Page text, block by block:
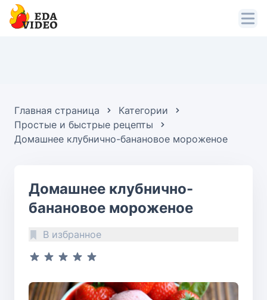
Главная страница
Категории
Простые и быстрые рецепты
Домашнее клубнично-банановое мороженое
Домашнее клубнично-
банановое мороженое
В избранное